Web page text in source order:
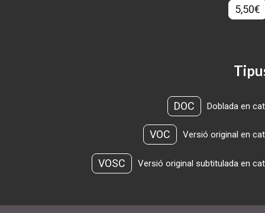
5,50€
DOC Doblada en
VOC Versió original en
VOSC Versió original subtitulada en